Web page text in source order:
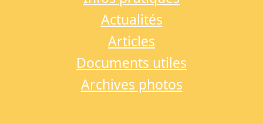
Actualités
Articles
Documents utiles
Archives photos